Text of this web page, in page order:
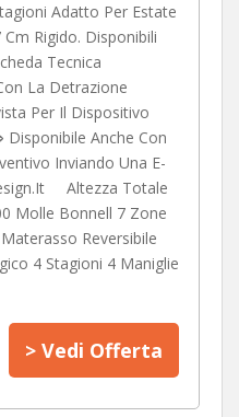
Adatto Per Estate
Rigido. Disponibili
Tecnica
La Detrazione
Per Il Dispositivo
Anche Con
Inviando Una E-
Altezza Totale
Molle Bonnell 7 Zone
Reversibile
4 Stagioni 4 Maniglie
> Vedi Offerta